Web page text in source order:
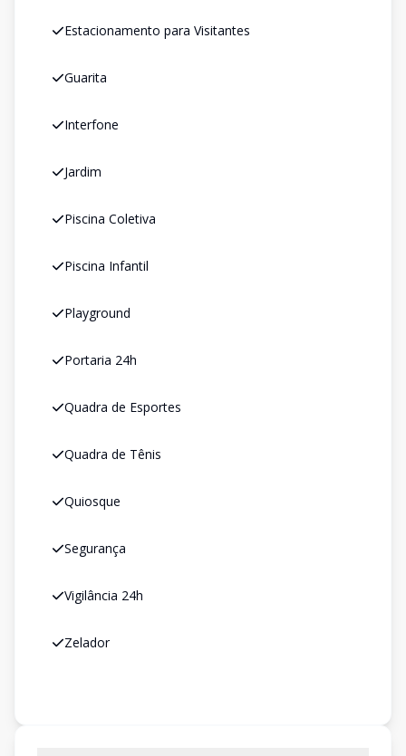
Estacionamento para Visitantes
Guarita
Interfone
Jardim
Piscina Coletiva
Piscina Infantil
Playground
Portaria 24h
Quadra de Esportes
Quadra de Tênis
Quiosque
Segurança
Vigilância 24h
Zelador